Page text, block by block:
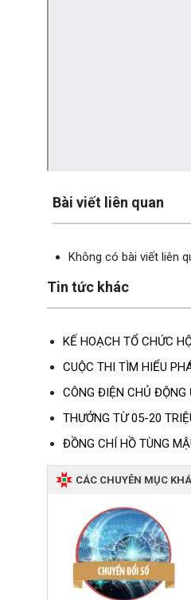
Bài viết liên quan
Không có bài viết liên
Tin tức khác
KẾ HOẠCH TỔ CHỨC
CUỘC THI TÌM HIỂU
CÔNG ĐIỆN CHỦ
THƯỞNG TỪ 05-20
ĐỒNG CHÍ HỒ TÙNG
CÁC CHUYÊN MỤC